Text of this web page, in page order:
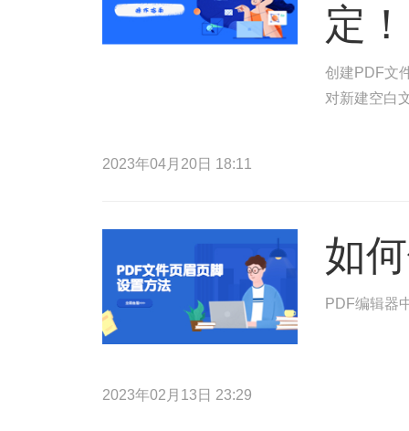
定！
创建PDF文
对新建空白
2023年04月20日 18:11
如
PDF编辑器
2023年02月13日 23:29